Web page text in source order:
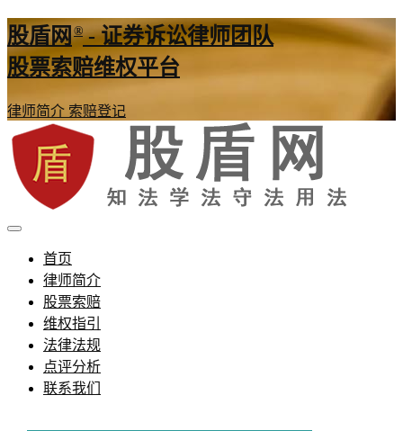
股盾网®- 证券诉讼律师团队
股票索赔维权平台
律师简介 索赔登记
股盾网
证券股票维权网
首页
律师简介
股票索赔
维权指引
法律法规
点评分析
联系我们